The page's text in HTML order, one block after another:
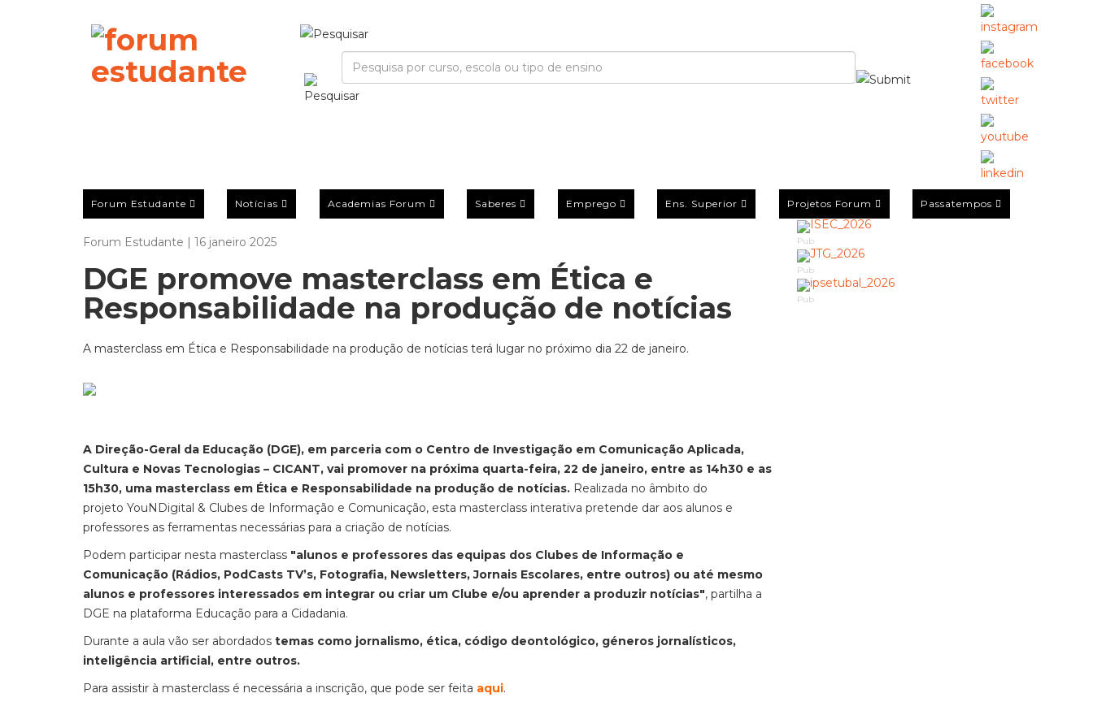
Forum Estudante Notícias Academias Forum Saberes Emprego Ens. Superior Projetos Forum Passatempos
Forum Estudante | 16 janeiro 2025
DGE promove masterclass em Ética e
Responsabilidade na produção de notícias
A masterclass em Ética e Responsabilidade na produção de notícias terá lugar no próximo dia 22 de janeiro.
A Direção-Geral da Educação (DGE), em parceria com o Centro de Investigação em Comunicação Aplicada,
Cultura e Novas Tecnologias – CICANT, vai promover na próxima quarta-feira, 22 de janeiro, entre as 14h30 e as
15h30, uma masterclass em Ética e Responsabilidade na produção de notícias. Realizada no âmbito do
projeto YouNDigital & Clubes de Informação e Comunicação, esta masterclass interativa pretende dar aos alunos e
professores as ferramentas necessárias para a criação de notícias.
Podem participar nesta masterclass "alunos e professores das equipas dos Clubes de Informação e
Comunicação (Rádios, PodCasts TV’s, Fotografia, Newsletters, Jornais Escolares, entre outros) ou até mesmo
alunos e professores interessados em integrar ou criar um Clube e/ou aprender a produzir notícias", partilha a
DGE na plataforma Educação para a Cidadania.
Durante a aula vão ser abordados temas como jornalismo, ética, código deontológico, géneros jornalísticos,
inteligência artificial, entre outros.
Para assistir à masterclass é necessária a inscrição, que pode ser feita aqui.
Pub
Pub
Pub